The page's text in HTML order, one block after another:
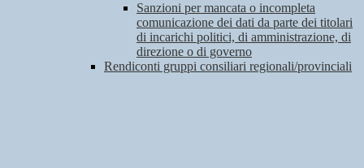
Sanzioni per mancata o incompleta
comunicazione dei dati da parte dei titolari
di incarichi politici, di amministrazione, di
direzione o di governo
Rendiconti gruppi consiliari regionali/provinciali